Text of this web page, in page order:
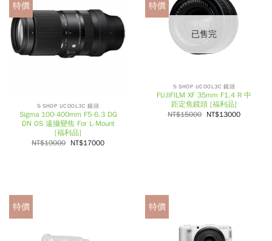
特價
5-SHOP UCOOL3C 鏡頭
Sigma 100-400mm F5-6.3 DG
DN OS 遠攝變焦 For L-Mount
[福利品]
NT$19000 NT$17000
特價
已售完
5-SHOP UCOOL3C 鏡頭
FUJIFILM XF 35mm F1.4 R 中
距定焦鏡頭 [福利品]
NT$15000 NT$13000
特價 特價